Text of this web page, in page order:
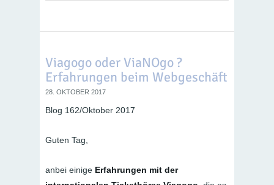
Viagogo oder ViaNOgo ?
Erfahrungen beim Webgeschäft
28. OKTOBER 2017
Blog 162/Oktober 2017
Guten Tag,
anbei einige Erfahrungen mit der